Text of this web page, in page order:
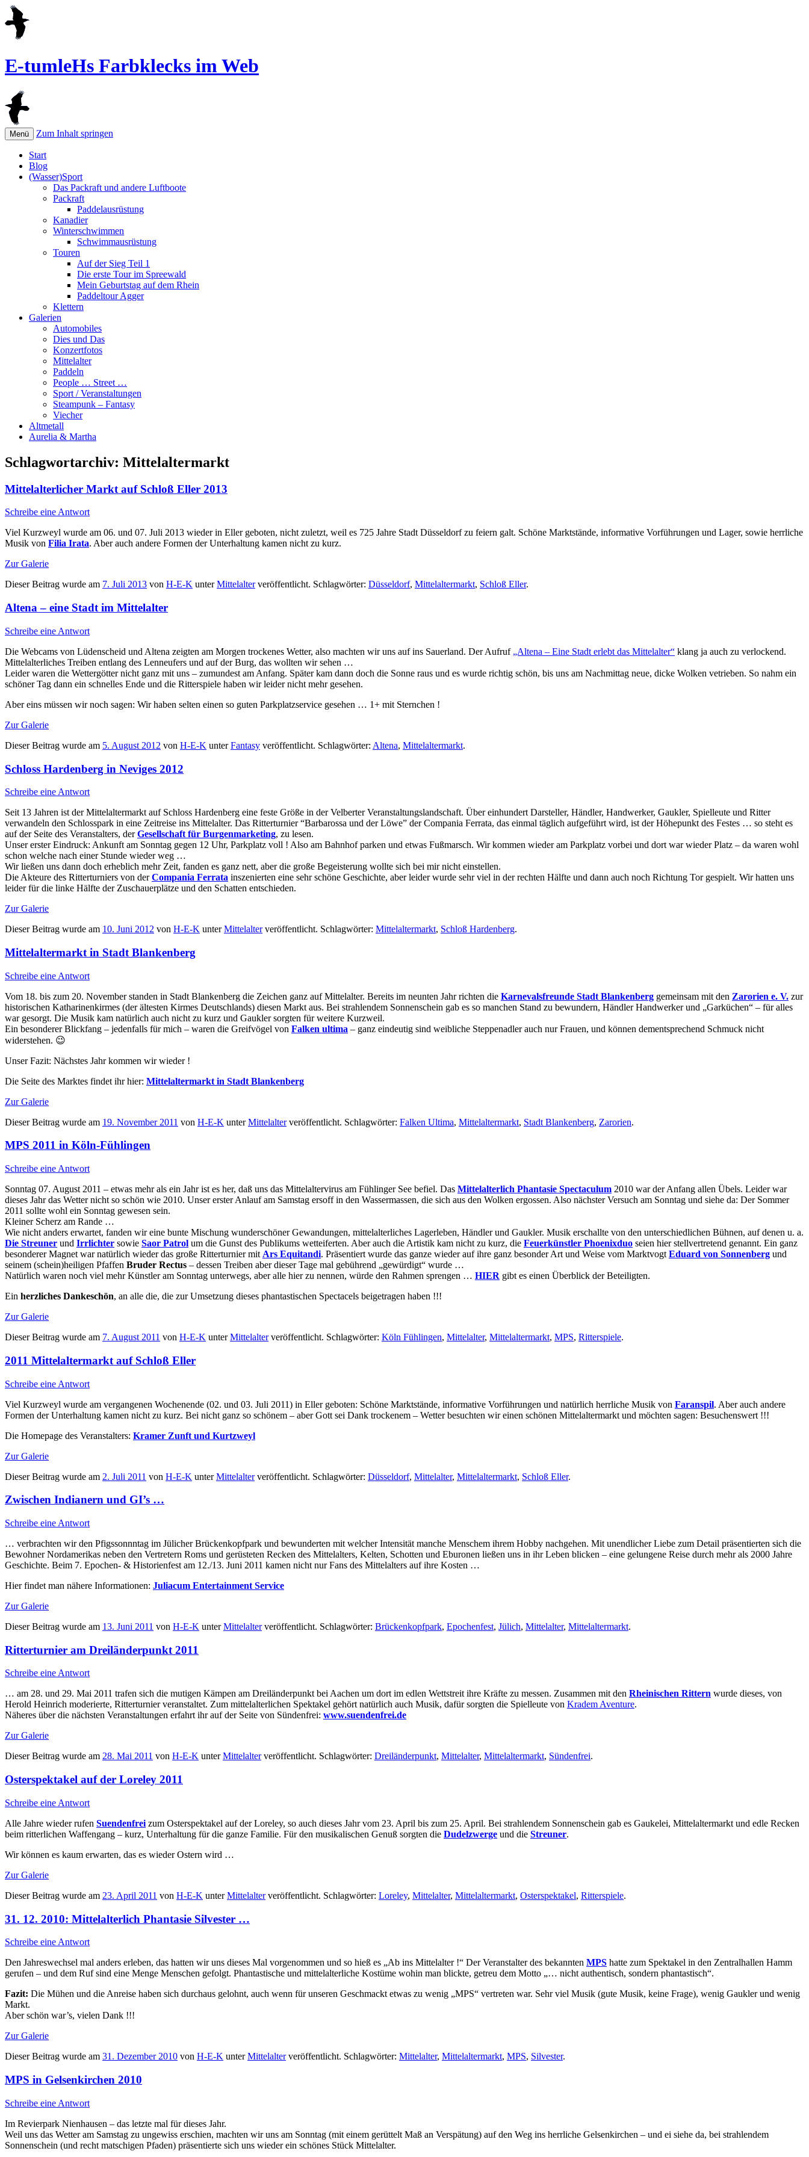
E-tumleHs Farbklecks im Web
Menü Zum Inhalt springen
Start
Blog
(Wasser)Sport
Das Packraft und andere Luftboote
Packraft
Paddelausrüstung
Kanadier
Winterschwimmen
Schwimmausrüstung
Touren
Auf der Sieg Teil 1
Die erste Tour im Spreewald
Mein Geburtstag auf dem Rhein
Paddeltour Agger
Klettern
Galerien
Automobiles
Dies und Das
Konzertfotos
Mittelalter
Paddeln
People … Street …
Sport / Veranstaltungen
Steampunk – Fantasy
Viecher
Altmetall
Aurelia & Martha
Schlagwortarchiv: Mittelaltermarkt
Mittelalterlicher Markt auf Schloß Eller 2013
Schreibe eine Antwort
Viel Kurzweyl wurde am 06. und 07. Juli 2013 wieder in Eller geboten, nicht zuletzt, weil es 725 Jahre Stadt Düsseldorf zu feiern galt. Schöne Marktstände, informative Vorführungen und Lager, sowie herrliche
Musik von Filia Irata. Aber auch andere Formen der Unterhaltung kamen nicht zu kurz.
Zur Galerie
Dieser Beitrag wurde am 7. Juli 2013 von H-E-K unterMittelalterveröffentlicht. Schlagwörter: Düsseldorf, Mittelaltermarkt, Schloß Eller.
Altena – eine Stadt im Mittelalter
Schreibe eine Antwort
Die Webcams von Lüdenscheid und Altena zeigten am Morgen trockenes Wetter, also machten wir uns auf ins Sauerland. Der Aufruf „Altena – Eine Stadt erlebt das Mittelalter“ klang ja auch zu verlockend.
Mittelalterliches Treiben entlang des Lenneufers und auf der Burg, das wollten wir sehen …
Leider waren die Wettergötter nicht ganz mit uns – zumundest am Anfang. Später kam dann doch die Sonne raus und es wurde richtig schön, bis uns am Nachmittag neue, dicke Wolken vetrieben. So nahm ein
schöner Tag dann ein schnelles Ende und die Ritterspiele haben wir leider nicht mehr gesehen.
Aber eins müssen wir noch sagen: Wir haben selten einen so guten Parkplatzservice gesehen … 1+ mit Sternchen !
Zur Galerie
Dieser Beitrag wurde am 5. August 2012 von H-E-K unterFantasy veröffentlicht. Schlagwörter: Altena, Mittelaltermarkt.
Schloss Hardenberg in Neviges 2012
Schreibe eine Antwort
Seit 13 Jahren ist der Mittelaltermarkt auf Schloss Hardenberg eine feste Größe in der Velberter Veranstaltungslandschaft. Über einhundert Darsteller, Händler, Handwerker, Gaukler, Spielleute und Ritter
verwandeln den Schlosspark in eine Zeitreise ins Mittelalter. Das Ritterturnier “Barbarossa und der Löwe” der Compania Ferrata, das einmal täglich aufgeführt wird, ist der Höhepunkt des Festes … so steht es
auf der Seite des Veranstalters, derGesellschaft für Burgenmarketing, zu lesen.
Unser erster Eindruck: Ankunft am Sonntag gegen 12 Uhr, Parkplatz voll ! Also am Bahnhof parken und etwas Fußmarsch. Wir kommen wieder am Parkplatz vorbei und dort war wieder Platz – da waren wohl
schon welche nach einer Stunde wieder weg …
Wir ließen uns dann doch erheblich mehr Zeit, fanden es ganz nett, aber die große Begeisterung wollte sich bei mir nicht einstellen.
Die Akteure des Ritterturniers von derCompania Ferrata inszenierten eine sehr schöne Geschichte, aber leider wurde sehr viel in der rechten Hälfte und dann auch noch Richtung Tor gespielt. Wir hatten uns
leider für die linke Hälfte der Zuschauerplätze und den Schatten entschieden.
Zur Galerie
Dieser Beitrag wurde am 10. Juni 2012 von H-E-K unterMittelalterveröffentlicht. Schlagwörter: Mittelaltermarkt, Schloß Hardenberg.
Mittelaltermarkt in Stadt Blankenberg
Schreibe eine Antwort
Vom 18. bis zum 20. November standen in Stadt Blankenberg die Zeichen ganz auf Mittelalter. Bereits im neunten Jahr richten die Karnevalsfreunde Stadt Blankenberg gemeinsam mit den Zarorien e. V. zur
historischen Katharinenkirmes (der ältesten Kirmes Deutschlands) diesen Markt aus. Bei strahlendem Sonnenschein gab es so manchen Stand zu bewundern, Händler Handwerker und „Garküchen“ – für alles
war gesorgt. Die Musik kam natürlich auch nicht zu kurz und Gaukler sorgten für weitere Kurzweil.
Ein besonderer Blickfang – jedenfalls für mich – waren die Greifvögel von Falken ultima – ganz eindeutig sind weibliche Steppenadler auch nur Frauen, und können dementsprechend Schmuck nicht
widerstehen. 😉
Unser Fazit: Nächstes Jahr kommen wir wieder !
Die Seite des Marktes findet ihr hier: Mittelaltermarkt in Stadt Blankenberg
Zur Galerie
Dieser Beitrag wurde am 19. November 2011 von H-E-K unterMittelalterveröffentlicht. Schlagwörter: Falken Ultima, Mittelaltermarkt, Stadt Blankenberg, Zarorien.
MPS 2011 in Köln-Fühlingen
Schreibe eine Antwort
Sonntag 07. August 2011 – etwas mehr als ein Jahr ist es her, daß uns das Mittelaltervirus am Fühlinger See befiel. Das Mittelalterlich Phantasie Spectaculum 2010 war der Anfang allen Übels. Leider war
dieses Jahr das Wetter nicht so schön wie 2010. Unser erster Anlauf am Samstag ersoff in den Wassermassen, die sich aus den Wolken ergossen. Also nächster Versuch am Sonntag und siehe da: Der Sommer
2011 sollte wohl ein Sonntag gewesen sein.
Kleiner Scherz am Rande …
Wie nicht anders erwartet, fanden wir eine bunte Mischung wunderschöner Gewandungen, mittelalterliches Lagerleben, Händler und Gaukler. Musik erschallte von den unterschiedlichen Bühnen, auf denen u. a.
Die Streuner und Irrlichter sowie Saor Patrol um die Gunst des Publikums wetteiferten. Aber auch die Artistik kam nicht zu kurz, die Feuerkünstler Phoenixduo seien hier stellvertretend genannt. Ein ganz
besonderer Magnet war natürlich wieder das große Ritterturnier mit Ars Equitandi. Präsentiert wurde das ganze wieder auf ihre ganz besonder Art und Weise vom Marktvogt Eduard von Sonnenberg und
seinem (schein)heiligen Pfaffen Bruder Rectus – dessen Treiben aber dieser Tage mal gebührend „gewürdigt“ wurde …
Natürlich waren noch viel mehr Künstler am Sonntag unterwegs, aber alle hier zu nennen, würde den Rahmen sprengen … HIER gibt es einen Überblick der Beteiligten.
Ein herzliches Dankeschön, an alle die, die zur Umsetzung dieses phantastischen Spectacels beigetragen haben !!!
Zur Galerie
Dieser Beitrag wurde am 7. August 2011 von H-E-K unterMittelalterveröffentlicht. Schlagwörter: Köln Fühlingen, Mittelalter, Mittelaltermarkt, MPS, Ritterspiele.
2011 Mittelaltermarkt auf Schloß Eller
Schreibe eine Antwort
Viel Kurzweyl wurde am vergangenen Wochenende (02. und 03. Juli 2011) in Eller geboten: Schöne Marktstände, informative Vorführungen und natürlich herrliche Musik von Faranspil. Aber auch andere
Formen der Unterhaltung kamen nicht zu kurz. Bei nicht ganz so schönem – aber Gott sei Dank trockenem – Wetter besuchten wir einen schönen Mittelaltermarkt und möchten sagen: Besuchenswert !!!
Die Homepage des Veranstalters: Kramer Zunft und Kurtzweyl
Zur Galerie
Dieser Beitrag wurde am 2. Juli 2011 von H-E-K unterMittelalterveröffentlicht. Schlagwörter: Düsseldorf, Mittelalter, Mittelaltermarkt, Schloß Eller.
Zwischen Indianern und GI’s …
Schreibe eine Antwort
… verbrachten wir den Pfigssonnntag im Jülicher Brückenkopfpark und bewunderten mit welcher Intensität manche Menschem ihrem Hobby nachgehen. Mit unendlicher Liebe zum Detail präsentierten sich die
Bewohner Nordamerikas neben den Vertretern Roms und gerüsteten Recken des Mittelalters, Kelten, Schotten und Eburonen ließen uns in ihr Leben blicken – eine gelungene Reise durch mehr als 2000 Jahre
Geschichte. Beim 7. Epochen- & Historienfest am 12./13. Juni 2011 kamen nicht nur Fans des Mittelalters auf ihre Kosten …
Hier findet man nähere Informationen: Juliacum Entertainment Service
Zur Galerie
Dieser Beitrag wurde am 13. Juni 2011 von H-E-K unterMittelalterveröffentlicht. Schlagwörter: Brückenkopfpark, Epochenfest, Jülich, Mittelalter, Mittelaltermarkt.
Ritterturnier am Dreiländerpunkt 2011
Schreibe eine Antwort
… am 28. und 29. Mai 2011 trafen sich die mutigen Kämpen am Dreiländerpunkt bei Aachen um dort im edlen Wettstreit ihre Kräfte zu messen. Zusammen mit den Rheinischen Rittern wurde dieses, von
Herold Heinrich moderierte, Ritterturnier veranstaltet. Zum mittelalterlichen Spektakel gehört natürlich auch Musik, dafür sorgten die Spielleute von Kradem Aventure.
Näheres über die nächsten Veranstaltungen erfahrt ihr auf der Seite von Sündenfrei: www.suendenfrei.de
Zur Galerie
Dieser Beitrag wurde am 28. Mai 2011 von H-E-K unterMittelalterveröffentlicht. Schlagwörter: Dreiländerpunkt, Mittelalter, Mittelaltermarkt, Sündenfrei.
Osterspektakel auf der Loreley 2011
Schreibe eine Antwort
Alle Jahre wieder rufen Suendenfrei zum Osterspektakel auf der Loreley, so auch dieses Jahr vom 23. April bis zum 25. April. Bei strahlendem Sonnenschein gab es Gaukelei, Mittelaltermarkt und edle Recken
beim ritterlichen Waffengang – kurz, Unterhaltung für die ganze Familie. Für den musikalischen Genuß sorgten die Dudelzwerge und die Streuner.
Wir können es kaum erwarten, das es wieder Ostern wird …
Zur Galerie
Dieser Beitrag wurde am 23. April 2011 von H-E-K unterMittelalterveröffentlicht. Schlagwörter: Loreley, Mittelalter, Mittelaltermarkt, Osterspektakel, Ritterspiele.
31. 12. 2010: Mittelalterlich Phantasie Silvester …
Schreibe eine Antwort
Den Jahreswechsel mal anders erleben, das hatten wir uns dieses Mal vorgenommen und so hieß es „Ab ins Mittelalter !“ Der Veranstalter des bekannten MPS hatte zum Spektakel in den Zentralhallen Hamm
gerufen – und dem Ruf sind eine Menge Menschen gefolgt. Phantastische und mittelalterliche Kostüme wohin man blickte, getreu dem Motto „… nicht authentisch, sondern phantastisch“.
Fazit: Die Mühen und die Anreise haben sich durchaus gelohnt, auch wenn für unseren Geschmackt etwas zu wenig „MPS“ vertreten war. Sehr viel Musik (gute Musik, keine Frage), wenig Gaukler und wenig
Markt.
Aber schön war’s, vielen Dank !!!
Zur Galerie
Dieser Beitrag wurde am 31. Dezember 2010 von H-E-K unterMittelalterveröffentlicht. Schlagwörter: Mittelalter, Mittelaltermarkt, MPS, Silvester.
MPS in Gelsenkirchen 2010
Schreibe eine Antwort
Im Revierpark Nienhausen – das letzte mal für dieses Jahr.
Weil uns das Wetter am Samstag zu ungewiss erschien, machten wir uns am Sonntag (mit einem gerüttelt Maß an Verspätung) auf den Weg ins herrliche Gelsenkirchen – und ei siehe da, bei strahlendem
Sonnenschein (und recht matschigen Pfaden) präsentierte sich uns wieder ein schönes Stück Mittelalter.